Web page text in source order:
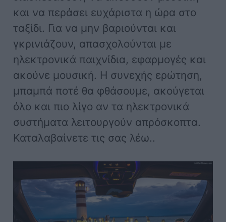
και να περάσει ευχάριστα η ώρα στο
ταξίδι. Για να μην βαριούνται και
γκρινιάζουν, απασχολούνται με
ηλεκτρονικά παιχνίδια, εφαρμογές και
ακούνε μουσική. Η συνεχής ερώτηση,
μπαμπά ποτέ θα φθάσουμε, ακούγεται
όλο και πιο λίγο αν τα ηλεκτρονικά
συστήματα λειτουργούν απρόσκοπτα.
Καταλαβαίνετε τις σας λέω..